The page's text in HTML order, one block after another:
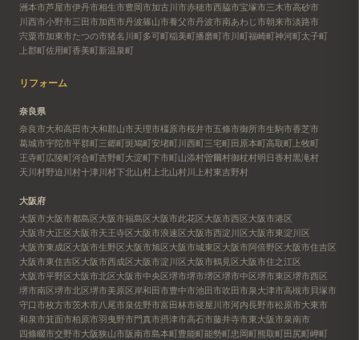
洲本市芦屋市伊丹市相生市豊岡市加古川市赤穂市西脇市宝塚市三木市高砂市
川西市小野市三田市加西市丹波篠山市養父市丹波市南あわじ市朝来市淡路市
宍粟市加東市たつの市猪名川町多可町稲美町播磨町市川町福崎町神河町太子町
上郡町佐用町香美町新温泉町
リフォーム
奈良県
奈良市大和高田市大和郡山市天理市橿原市桜井市五條市御所市生駒市香芝市
葛城市宇陀市平群町三郷町斑鳩町安堵町川西町三宅町田原本町高取町 上牧町
王寺町広陵町河合町吉野町大淀町下市町山添村曽爾村御杖村明日香村黒滝村
天川村野迫川村十津川村下北山村 上北山村川上村東吉野村
大阪府
大阪市大阪市都島区大阪市福島区大阪市此花区大阪市西区大阪市港区
大阪市大正区大阪市天王寺区大阪市浪速区大阪市西淀川区大阪市東淀川区
大阪市東成区大阪市生野区大阪市旭区大阪市城東区大阪市阿倍野区大阪市住吉区
大阪市東住吉区大阪市西成区大阪市淀川区大阪市鶴見区大阪市住之江区
大阪市平野区大阪市北区大阪市中央区堺市堺市堺区堺市中区堺市東区堺市西区
堺市南区堺市北区堺市美原区岸和田市豊中市池田市吹田市泉大津市高槻市 貝塚市
守口市枚方市茨木市八尾市泉佐野市富田林市寝屋川市河内長野市松原市大東市
和泉市箕面市柏原市羽曳野市門真市摂津市高石市藤井寺市東大阪市泉南市
四條畷市交野市大阪狭山市阪南市島本町豊能町能勢町忠岡町熊取町田尻町岬町